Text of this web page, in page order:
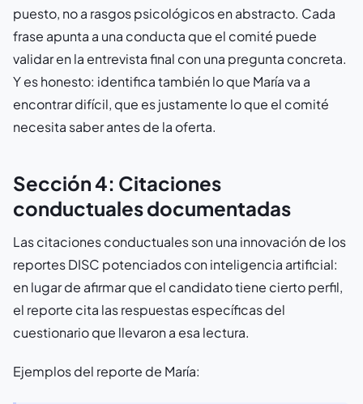
puesto, no a rasgos psicológicos en abstracto. Cada
frase apunta a una conducta que el comité puede
validar en la entrevista final con una pregunta concreta.
Y es honesto: identifica también lo que María va a
encontrar difícil, que es justamente lo que el comité
necesita saber antes de la oferta.
Sección 4: Citaciones
conductuales documentadas
Las citaciones conductuales son una innovación de los
reportes DISC potenciados con inteligencia artificial:
en lugar de afirmar que el candidato tiene cierto perfil,
el reporte cita las respuestas específicas del
cuestionario que llevaron a esa lectura.
Ejemplos del reporte de María: